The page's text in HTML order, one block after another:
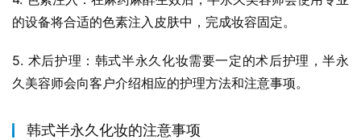
的设备将合适的色素注入皮肤中，完成妆容固定。
5. 术后护理：韩式半永久化妆需要一定的术后护理，半永
久美容师会向客户介绍相应的护理方法和注意事项。
韩式半永久化妆的注意事项